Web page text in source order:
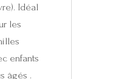
Idéal
les
enfants
âgés .